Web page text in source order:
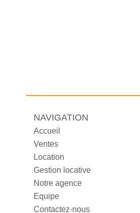
NAVIGATION
Accueil
Ventes
Location
Gestion locative
Notre agence
Equipe
Contactez-nous